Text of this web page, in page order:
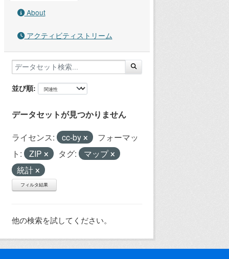
About
アクティビティストリーム
並び順
データセットが見つかりません
ライセンス: cc-by
フォーマッ
ト:
ZIP タグ:
マップ
統計
フィルタ結果
他の検索を試してください。